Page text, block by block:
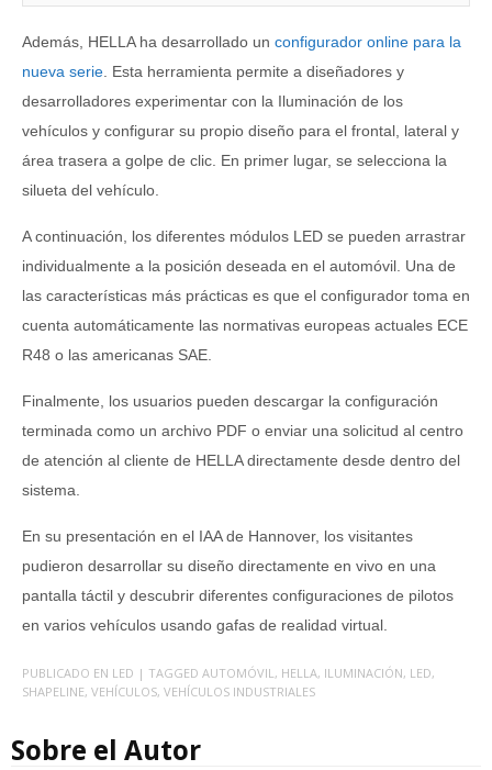
Además, HELLA ha desarrollado un configurador online para la
nueva serie . Esta herramienta permite a diseñadores y
desarrolladores experimentar con la Iluminación de los
vehículos y configurar su propio diseño para el frontal, lateral y
área trasera a golpe de clic. En primer lugar, se selecciona la
silueta del vehículo.
A continuación, los diferentes módulos LED se pueden arrastrar
individualmente a la posición deseada en el automóvil. Una de
las características más prácticas es que el configurador toma en
cuenta automáticamente las normativas europeas actuales ECE
R48 o las americanas SAE.
Finalmente, los usuarios pueden descargar la configuración
terminada como un archivo PDF o enviar una solicitud al centro
de atención al cliente de HELLA directamente desde dentro del
sistema.
En su presentación en el IAA de Hannover, los visitantes
pudieron desarrollar su diseño directamente en vivo en una
pantalla táctil y descubrir diferentes configuraciones de pilotos
en varios vehículos usando gafas de realidad virtual.
PUBLICADO EN LED | TAGGED AUTOMÓVIL, HELLA, ILUMINACIÓN, LED,
SHAPELINE, VEHÍCULOS, VEHÍCULOS INDUSTRIALES
Sobre el Autor